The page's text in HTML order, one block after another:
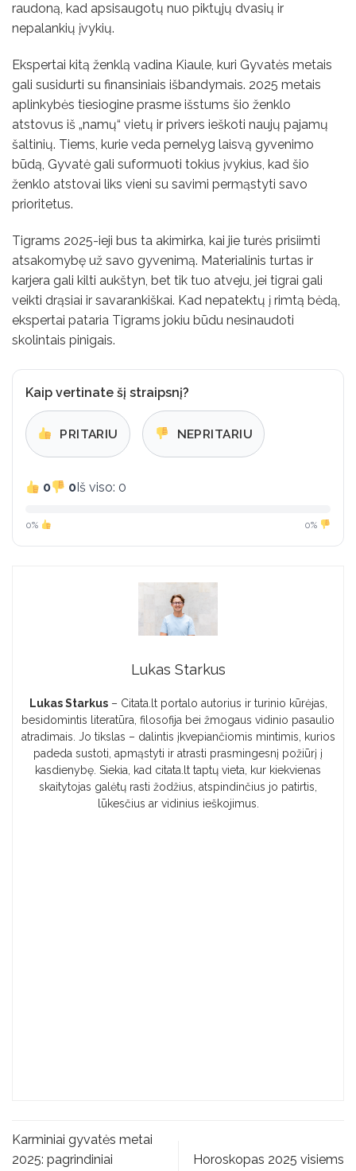
raudoną, kad apsisaugotų nuo piktųjų dvasių ir
nepalankių įvykių.
Ekspertai kitą ženklą vadina Kiaule, kuri Gyvatės metais
gali susidurti su finansiniais išbandymais. 2025 metais
aplinkybės tiesiogine prasme išstums šio ženklo
atstovus iš „namų“ vietų ir privers ieškoti naujų pajamų
šaltinių. Tiems, kurie veda pernelyg laisvą gyvenimo
būdą, Gyvatė gali suformuoti tokius įvykius, kad šio
ženklo atstovai liks vieni su savimi permąstyti savo
prioritetus.
Tigrams 2025-ieji bus ta akimirka, kai jie turės prisiimti
atsakomybę už savo gyvenimą. Materialinis turtas ir
karjera gali kilti aukštyn, bet tik tuo atveju, jei tigrai gali
veikti drąsiai ir savarankiškai. Kad nepatektų į rimtą bėdą,
ekspertai pataria Tigrams jokiu būdu nesinaudoti
skolintais pinigais.
Kaip vertinate šį straipsnį?
PRITARIU NEPRITARIU
0 0 Iš viso: 0
0% 0%
Lukas Starkus
Lukas Starkus– Citata.lt portalo autorius ir turinio kūrėjas,
besidomintis literatūra, filosofija bei žmogaus vidinio pasaulio
atradimais. Jo tikslas – dalintis įkvepiančiomis mintimis, kurios
padeda sustoti, apmąstyti ir atrasti prasmingesnį požiūrį į
kasdienybę. Siekia, kad citata.lt taptų vieta, kur kiekvienas
skaitytojas galėtų rasti žodžius, atspindinčius jo patirtis,
lūkesčius ar vidinius ieškojimus.
Karminiai gyvatės metai
2025: pagrindiniai
Horoskopas 2025 visiems